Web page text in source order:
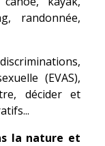
randonnée,
(EVAS),
décider et
la nature et